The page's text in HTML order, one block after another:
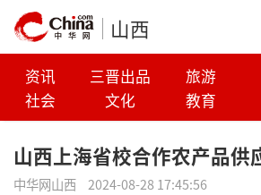
山西
资讯 三晋出品 旅游
社会
文化 教育
山西上海省校合作农产品供
中华网山西 2024-08-28 17:45:56